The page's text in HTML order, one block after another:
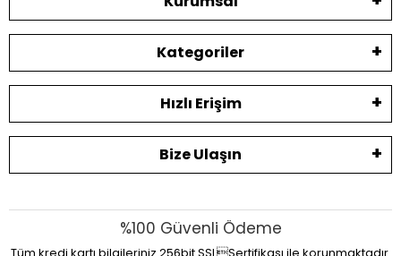
Kategoriler
Hızlı Erişim
Bize Ulaşın
%100 Güvenli Ödeme